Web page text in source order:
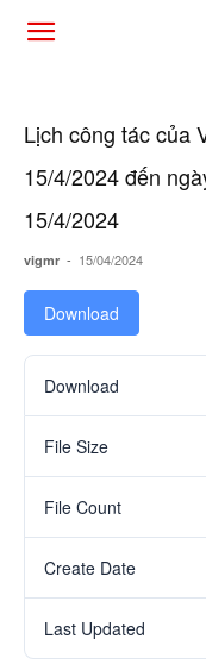
Lịch công tác của
15/4/2024 đến
15/4/2024
vigmr - 15/04/2024
Download
Download
File Size
File Count
Create Date
Last Updated